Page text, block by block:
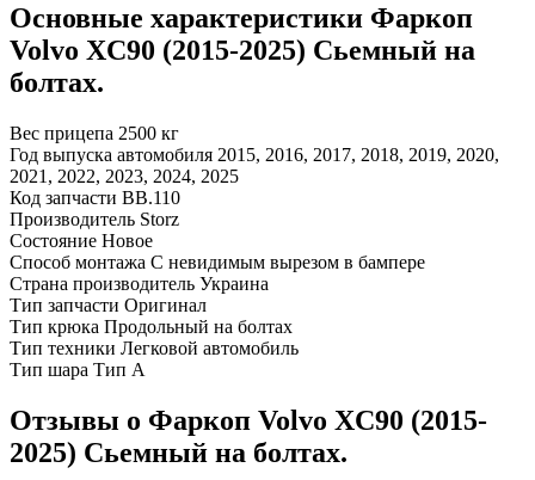
Основные характеристики Фаркоп
Volvo XC90 (2015-2025) Сьемный на
болтах.
Вес прицепа 2500 кг
Год выпуска автомобиля 2015, 2016, 2017, 2018, 2019, 2020,
2021, 2022, 2023, 2024, 2025
Код запчасти ВВ.110
Производитель Storz
Состояние Новое
Способ монтажа С невидимым вырезом в бампере
Страна производитель Украина
Тип запчасти Оригинал
Тип крюка Продольный на болтах
Тип техники Легковой автомобиль
Тип шара Тип A
Отзывы о Фаркоп Volvo XC90 (2015-
2025) Сьемный на болтах.